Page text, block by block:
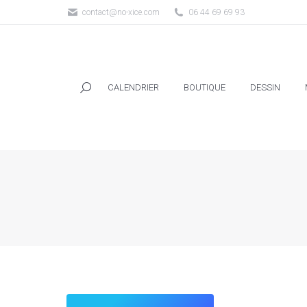
contact@no-xice.com 06 44 69 69 93
CALENDRIER BOUTIQUE DESSIN